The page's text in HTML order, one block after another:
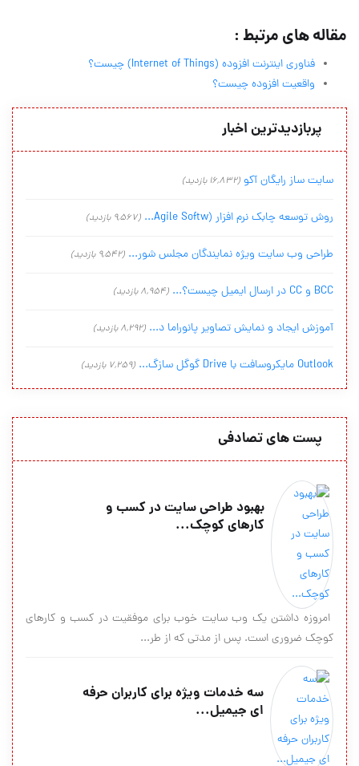
مقاله های مرتبط :
فناوری اینترنت افزوده (Internet of Things) چیست؟
واقعیت افزوده چیست؟
پربازدیدترین اخبار
سایت ساز رایگان آکو (16,832 بازدید)
روش توسعه چابک نرم افزار (Agile Softw... (9,567 بازدید)
طراحی وب سایت ویژه نمایندگان مجلس شور... (9,542 بازدید)
BCC و CC در ارسال ایمیل چیست؟... (8,954 بازدید)
آموزش ایجاد و نمایش تصاویر پانوراما د... (8,292 بازدید)
Outlook مایکروسافت با Drive گوگل سازگ... (7,259 بازدید)
پست های تصادفی
بهبود طراحی سایت در کسب و
کارهای کوچک...
امروزه داشتن یک وب سایت خوب برای موفقیت در کسب و کارهای
کوچک ضروری است. پس از مدتی که از طر...
سه خدمات ویژه برای کاربران حرفه
ای جیمیل...